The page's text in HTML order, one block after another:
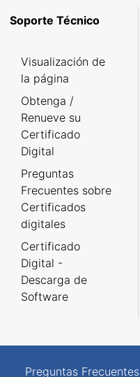
Soporte Técnico
Visualización de
la página
Obtenga /
Renueve su
Certificado
Digital
Preguntas
Frecuentes sobre
Certificados
digitales
Certificado
Digital -
Descarga de
Software
Preguntas Frecuentes